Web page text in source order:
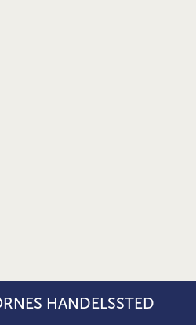
HANDELSSTED